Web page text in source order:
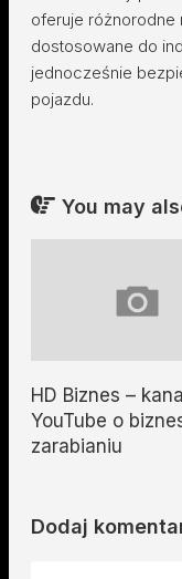
oferuje różnorodne
dostosowane do
jednocześnie
pojazdu.
You may
HD Biznes –
YouTube o
zarabianiu
Dodaj